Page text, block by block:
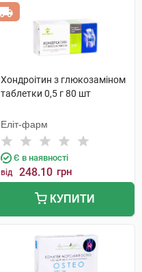
Хондроітин з глюкозаміном
таблетки 0,5 г 80 шт
Еліт-фарм
Є в наявності
від 248.10 грн
КУПИТИ